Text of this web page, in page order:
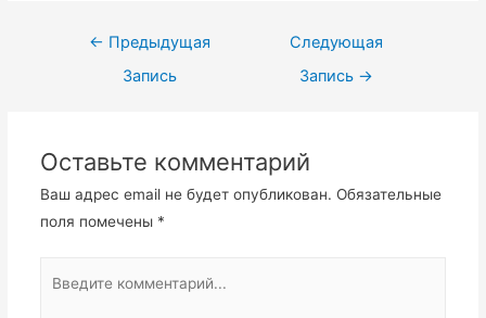
Навигация
← Предыдущая
Запись
Следующая
Запись →
Оставьте комментарий
Ваш адрес email не будет опубликован. Обязательные
поля помечены *
комментарий...